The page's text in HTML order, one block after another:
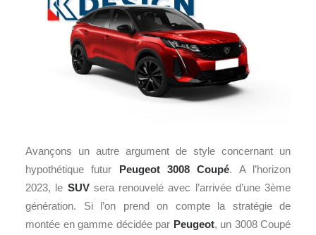
Avançons un autre argument de style concernant un
hypothétique futur Peugeot 3008 Coupé. A l’horizon
2023, le SUVsera renouvelé avec l’arrivée d’une 3ème
génération. Si l’on prend on compte la stratégie de
montée en gamme décidée par Peugeot, un 3008 Coupé